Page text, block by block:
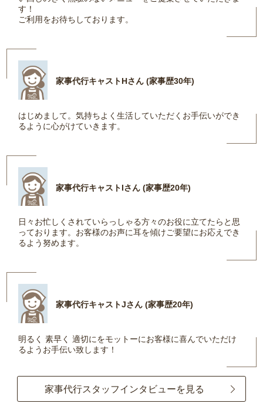
す！
ご利用をお待ちしております。
家事代行キャストHさん (家事歴30年)
はじめまして。気持ちよく生活していただくお手伝いができ
るように心がけていきます。
家事代行キャストIさん (家事歴20年)
日々お忙しくされていらっしゃる方々のお役に立てたらと思
っております。お客様のお声に耳を傾けご要望にお応えでき
るよう努めます。
家事代行キャストJさん (家事歴20年)
明るく 素早く 適切にをモットーにお客様に喜んでいただけ
るようお手伝い致します！
家事代行スタッフインタビューを見る